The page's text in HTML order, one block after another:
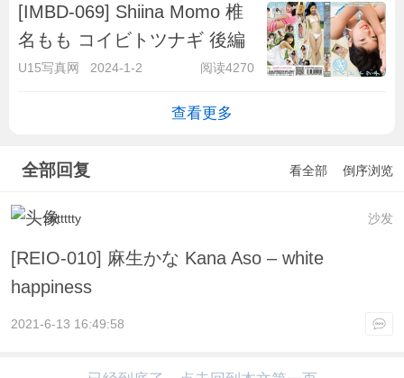
[IMBD-069] Shiina Momo 椎
名もも コイビトツナギ 後編
U15写真网 2024-1-2 阅读4270
查看更多
全部回复 看全部 倒序浏览
沙发
zhttttty
[REIO-010] 麻生かな Kana Aso – white
happiness
2021-6-13 16:49:58